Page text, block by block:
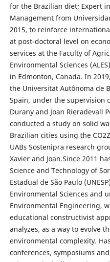
for the Brazilian diet; Expert
Management from
2015, to reinforce
at post-doctoral level on
services at the Faculty of
Environmental Sciences
in Edmonton, Canada. In
the Universitat Autônoma de
Spain, under the supervision
Durany and Joan Rieradevall
conducted a study on solid
Brazilian cities using the
UABs Sostenipra research
Xavier and Joan.Since 2011
Science and Technology of
Estadual de São Paulo
Environmental Sciences and
Environmental Engineering,
educational constructivist
analyzes, as a way to evolve
environmental complexity.
conferences, symposiums